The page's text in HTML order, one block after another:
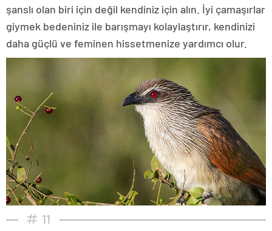
şanslı olan biri için değil kendiniz için alın. İyi çamaşırlar
giymek bedeniniz ile barışmayı kolaylaştırır, kendinizi
daha güçlü ve feminen hissetmenize yardımcı olur.
11